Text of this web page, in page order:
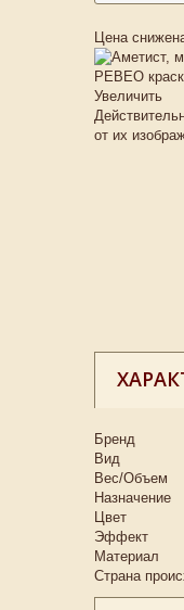
Цена
Увеличить
от их
Бренд
Вид
Вес/Объем
Назначение
Цвет
Эффект
Материал
Страна